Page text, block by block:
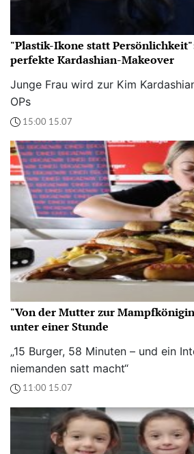
"Plastik-Ikone statt
perfekte Kardashian-Makeover
Junge Frau wird zur Kim
OPs
15:00 15.07
"Von der Mutter zur
unter einer Stunde
„15 Burger, 58 Minuten – und ein
niemanden satt macht“
11:00 15.07